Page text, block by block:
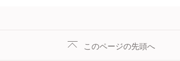
このページの先頭へ